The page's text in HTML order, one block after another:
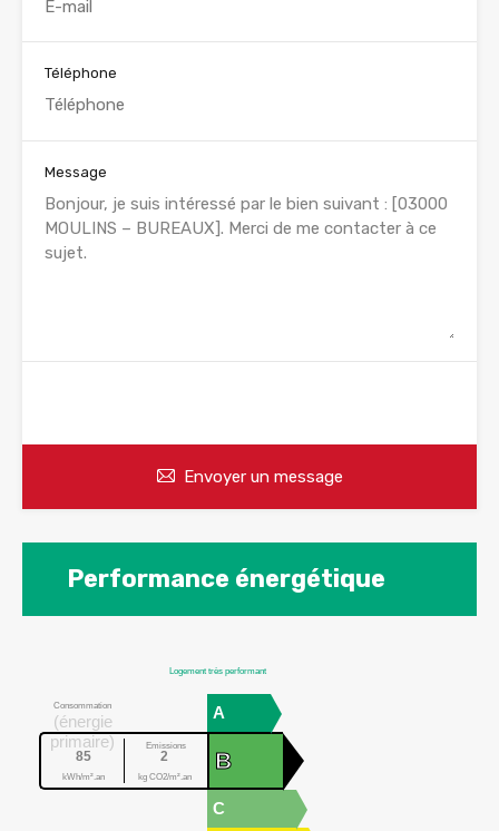
Téléphone
Message
Envoyer un message
Performance énergétique
Logement très performant
A
Consommation
(énergie
primaire)
Emissions
85
kWh/m².an
2
kg CO2/m².an
B
C